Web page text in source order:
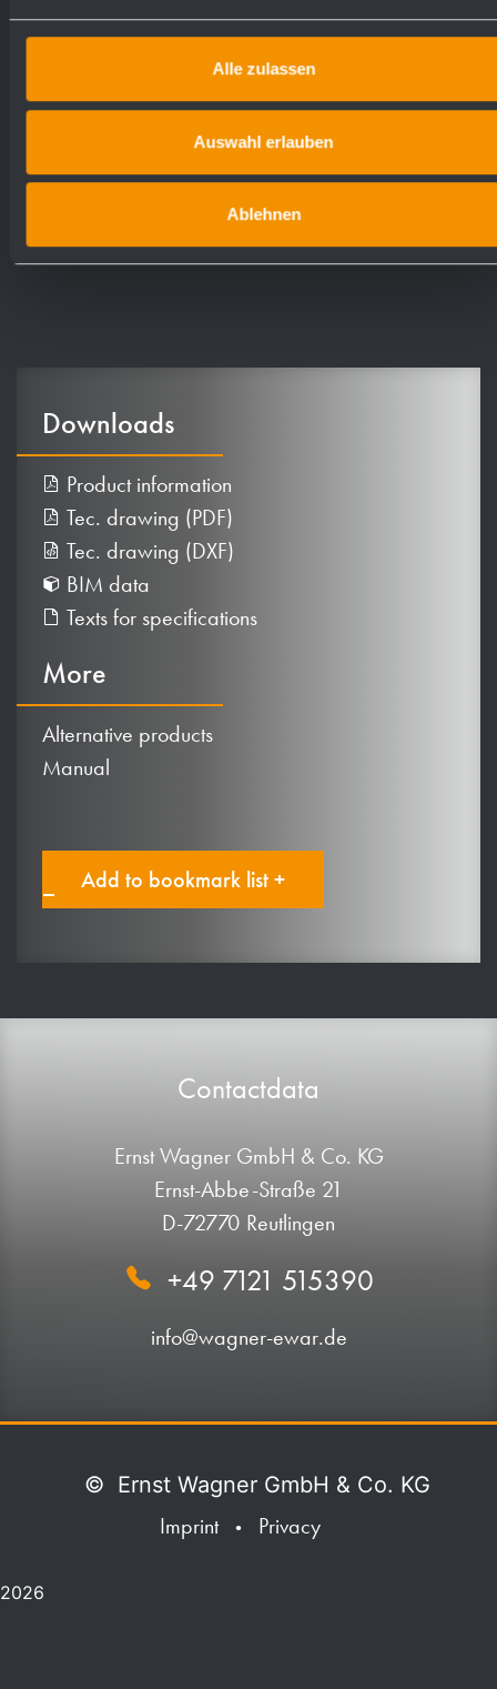
Alle zulassen
Auswahl erlauben
Ablehnen
through an optional waste disposal ring or flap.
Dimensions: 298 x 448 x 300 mm
Article No. WP188
Downloads
Product information
Tec. drawing (PDF)
Tec. drawing (DXF)
BIM data
Texts for specifications
More
Alternative products
Manual
Add to bookmark list +
Contactdata
Ernst Wagner GmbH & Co. KG
Ernst-Abbe-Straße 21
D-72770 Reutlingen
+49 7121 515390
info@wagner-ewar.de
© Ernst Wagner GmbH & Co. KG
Imprint
• Privacy
2026